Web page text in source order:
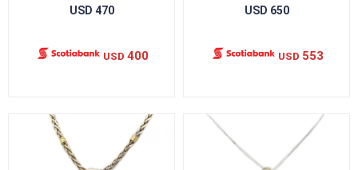
USD 470
USD 400
USD 650
USD 553